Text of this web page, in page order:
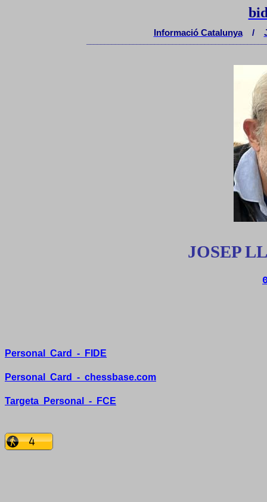
Informació Catalunya /
JOSEP
Personal Card - FIDE
Personal Card - chessbase.com
Targeta Personal - FCE